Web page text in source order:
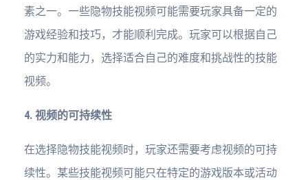
素之一。一些隐物技能视频可能需要玩家具备一定的
游戏经验和技巧，才能顺利完成。玩家可以根据自己
的实力和能力，选择适合自己的难度和挑战性的技能
视频。
4. 视频的可持续性
在选择隐物技能视频时，玩家还需要考虑视频的可持
续性。某些技能视频可能只在特定的游戏版本或活动